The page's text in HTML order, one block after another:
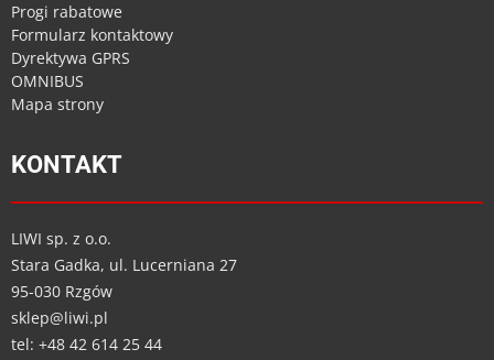
Progi rabatowe
Formularz kontaktowy
Dyrektywa GPRS
OMNIBUS
Mapa strony
KONTAKT
LIWI sp. z o.o.
Stara Gadka, ul. Lucerniana 27
95-030 Rzgów
sklep@liwi.pl
tel: +48 42 614 25 44